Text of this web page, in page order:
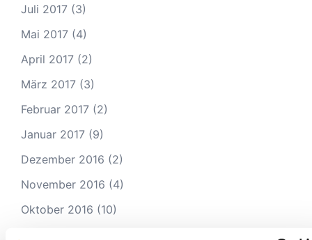
Juli 2017 (3)
Mai 2017 (4)
April 2017 (2)
März 2017 (3)
Februar 2017 (2)
Januar 2017 (9)
Dezember 2016 (2)
November 2016 (4)
Oktober 2016 (10)